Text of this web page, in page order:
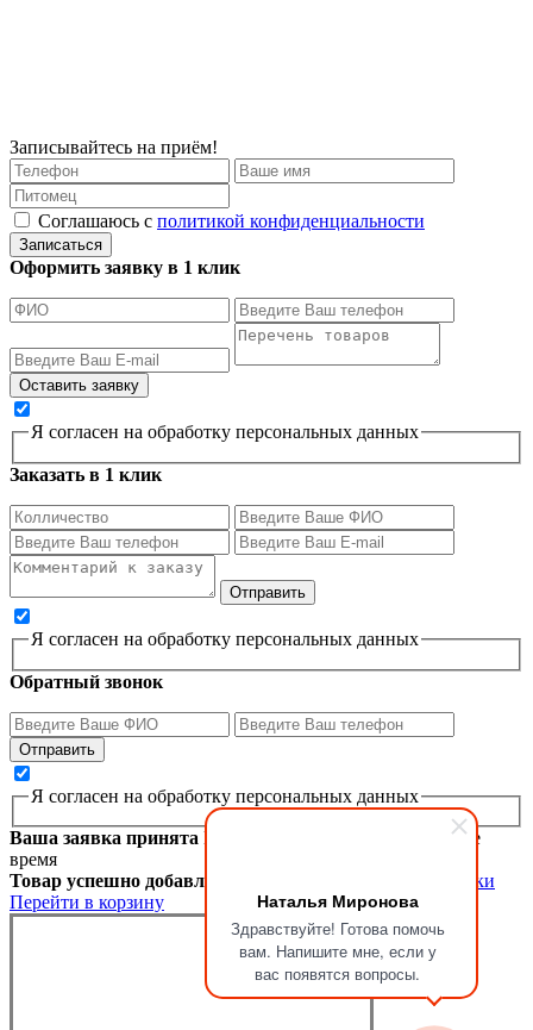
Наталья Миронова
Здравствуйте! Готова помочь
вам. Напишите мне, если у
вас появятся вопросы.
Записывайтесь на приём!
Соглашаюсь с политикой конфиденциальности
Записаться
Оформить заявку в 1 клик
Я согласен на обработку персональных данных
Заказать в 1 клик
Я согласен на обработку персональных данных
Обратный звонок
Я согласен на обработку персональных данных
Ваша заявка принята Мы перезвоним вам в ближайшее
время
Товар успешно добавлен в корзину
Продолжить покупки
Перейти в корзину